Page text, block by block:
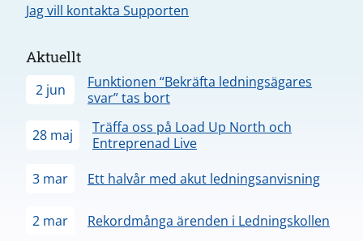
Jag vill kontakta Supporten
Aktuellt
2 jun
Funktionen “Bekräfta ledningsägares
svar” tas bort
28 maj
Träffa oss på Load Up North och
Entreprenad Live
3 mar
Ett halvår med akut ledningsanvisning
2 mar Rekordmånga ärenden i Ledningskollen